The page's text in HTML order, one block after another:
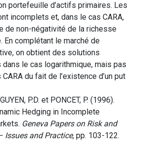
portefeuille d’actifs primaires. Les
incomplets et, dans le cas CARA,
de non-négativité de la richesse
En complétant le marché de
on obtient des solutions
dans le cas logarithmique, mais pas
du fait de l’existence d’un put
P.D. et PONCET, P. (1996).
Hedging in Incomplete
Geneva Papers on Risk and
Issues and Practice, pp. 103-122.